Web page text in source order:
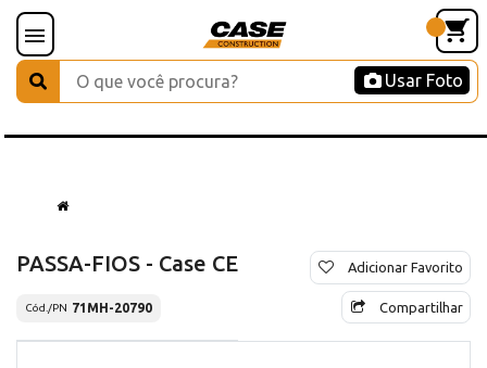
Usar Foto
PASSA-FIOS - Case CE
Cód./PN 71MH-20790
Adicionar Favorito
Compartilhar